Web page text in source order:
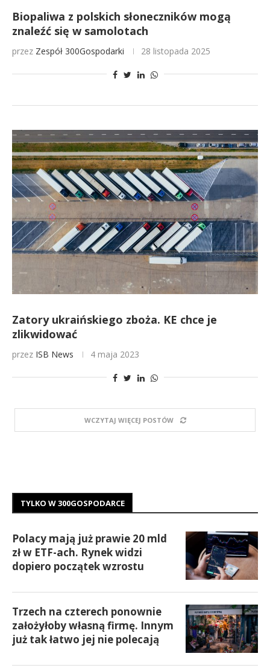
Biopaliwa z polskich słoneczników mogą
znaleźć się w samolotach
przez Zespół 300Gospodarki 28 listopada 2025
Zatory ukraińskiego zboża. KE chce je
zlikwidować
przez ISB News 4 maja 2023
WCZYTAJ WIĘCEJ POSTÓW
TYLKO W 300GOSPODARCE
Polacy mają już prawie 20 mld
zł w ETF-ach. Rynek widzi
dopiero początek wzrostu
Trzech na czterech ponownie
założyłoby własną firmę. Innym
już tak łatwo jej nie polecają